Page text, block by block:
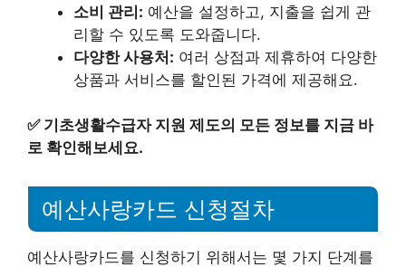
소비 관리: 예산을 설정하고, 지출을 쉽게 관
리할 수 있도록 도와줍니다.
다양한 사용처: 여러 상점과 제휴하여 다양한
상품과 서비스를 할인된 가격에 제공해요.
✅ 기초생활수급자 지원 제도의 모든 정보를 지금 바
로 확인해보세요.
예산사랑카드 신청절차
예산사랑카드를 신청하기 위해서는 몇 가지 단계를